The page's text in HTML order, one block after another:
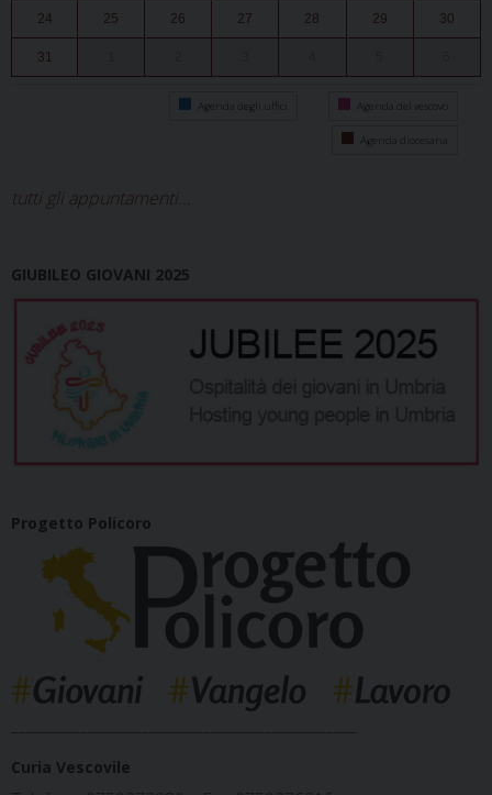
24 25 26 27 28 29 30
31
Agenda degli uffici Agenda del vescovo
Agenda diocesana
tutti gli appuntamenti...
GIUBILEO GIOVANI 2025
Progetto Policoro
Curia Vescovile